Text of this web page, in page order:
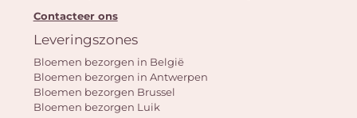
Contacteer ons
Leveringszones
Bloemen bezorgen in België
Bloemen bezorgen in Antwerpen
Bloemen bezorgen Brussel
Bloemen bezorgen Luik